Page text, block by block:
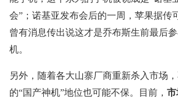
会”；诺基亚发布会后的一周，苹果据传
曾有消息传出说这才是乔布斯生前最后
机。
另外，随着各大山寨厂商重新杀入市场
的“国产神机”地位也可能不保。目前， 市